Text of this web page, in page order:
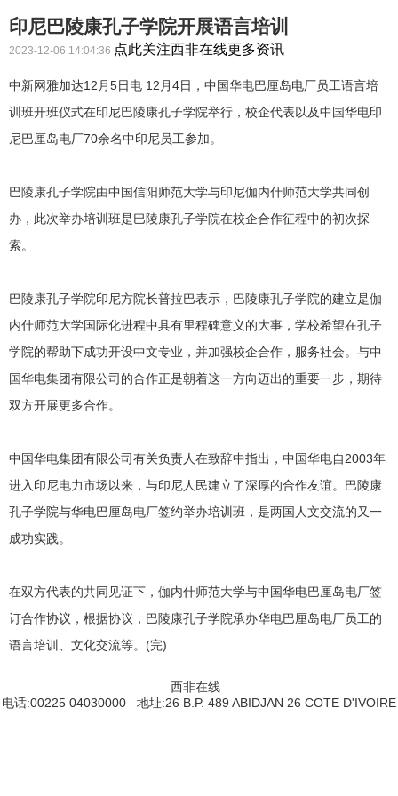
印尼巴陵康孔子学院开展语言培训
2023-12-06 14:04:36 点此关注西非在线更多资讯
中新网雅加达12月5日电 12月4日，中国华电巴厘岛电厂员工语言培
训班开班仪式在印尼巴陵康孔子学院举行，校企代表以及中国华电印
尼巴厘岛电厂70余名中印尼员工参加。
巴陵康孔子学院由中国信阳师范大学与印尼伽内什师范大学共同创
办，此次举办培训班是巴陵康孔子学院在校企合作征程中的初次探
索。
巴陵康孔子学院印尼方院长普拉巴表示，巴陵康孔子学院的建立是伽
内什师范大学国际化进程中具有里程碑意义的大事，学校希望在孔子
学院的帮助下成功开设中文专业，并加强校企合作，服务社会。与中
国华电集团有限公司的合作正是朝着这一方向迈出的重要一步，期待
双方开展更多合作。
中国华电集团有限公司有关负责人在致辞中指出，中国华电自2003年
进入印尼电力市场以来，与印尼人民建立了深厚的合作友谊。巴陵康
孔子学院与华电巴厘岛电厂签约举办培训班，是两国人文交流的又一
成功实践。
在双方代表的共同见证下，伽内什师范大学与中国华电巴厘岛电厂签
订合作协议，根据协议，巴陵康孔子学院承办华电巴厘岛电厂员工的
语言培训、文化交流等。(完)
西非在线
电话:00225 04030000 地址:26 B.P. 489 ABIDJAN 26 COTE D'IVOIRE